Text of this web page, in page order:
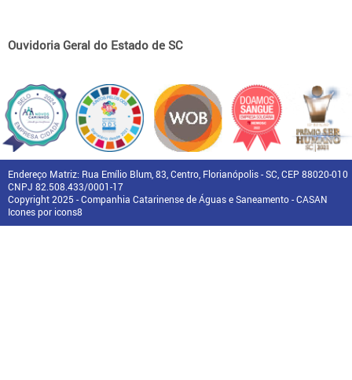
Ouvidoria Geral do Estado de SC
Endereço Matriz: Rua Emílio Blum, 83, Centro, Florianópolis - SC, CEP 88020-010
CNPJ 82.508.433/0001-17
Copyright 2025 - Companhia Catarinense de Águas e Saneamento - CASAN
Icones por icons8